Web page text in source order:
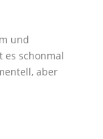
und
es schonmal
aber